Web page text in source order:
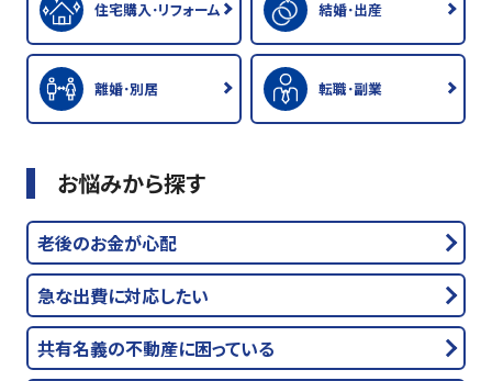
住宅購入･リフォーム 結婚･出産
離婚･別居 転職･副業
お悩みから探す
老後のお金が心配
急な出費に対応したい
共有名義の不動産に困っている